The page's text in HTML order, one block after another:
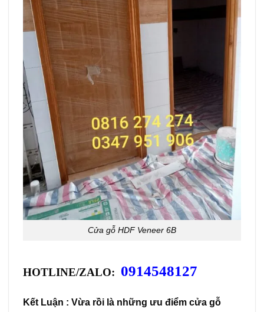
Cửa gỗ HDF Veneer 6B
HOTLINE/ZALO: 0914548127
Kết Luận : Vừa rồi là những ưu điểm cửa gỗ